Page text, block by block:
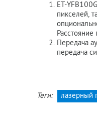
ET-
пикселей,
Передача
передача
Теги: лазерный